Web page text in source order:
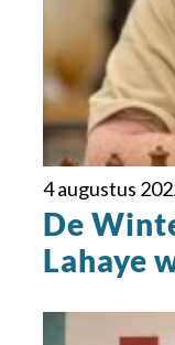
4 augustus
De
Lahaye